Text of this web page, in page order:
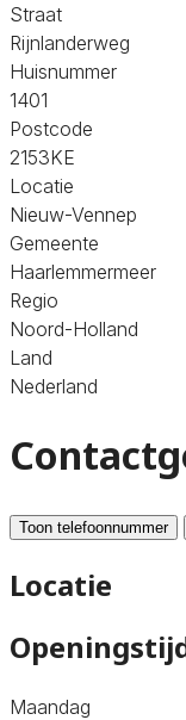
Straat
Rijnlanderweg
Huisnummer
1401
Postcode
2153KE
Locatie
Nieuw-Vennep
Gemeente
Haarlemmermeer
Regio
Noord-Holland
Land
Nederland
Toon telefoonnummer
Locatie
Maandag